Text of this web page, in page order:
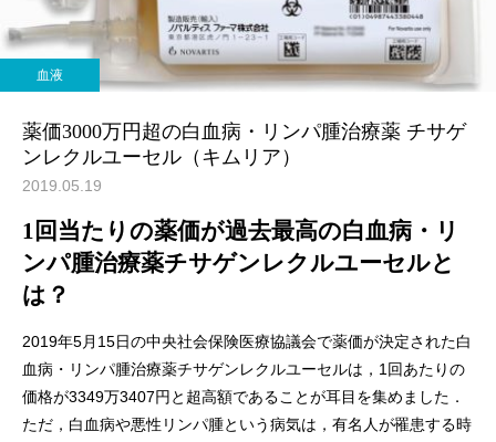
血液
薬価3000万円超の白血病・リンパ腫治療薬 チサゲ
ンレクルユーセル（キムリア）
2019.05.19
1回当たりの薬価が過去最高の白血病・リ
ンパ腫治療薬チサゲンレクルユーセルと
は？
2019年5月15日の中央社会保険医療協議会で薬価が決定された白
血病・リンパ腫治療薬チサゲンレクルユーセルは，1回あたりの
価格が3349万3407円と超高額であることが耳目を集めました．
ただ，白血病や悪性リンパ腫という病気は，有名人が罹患する時